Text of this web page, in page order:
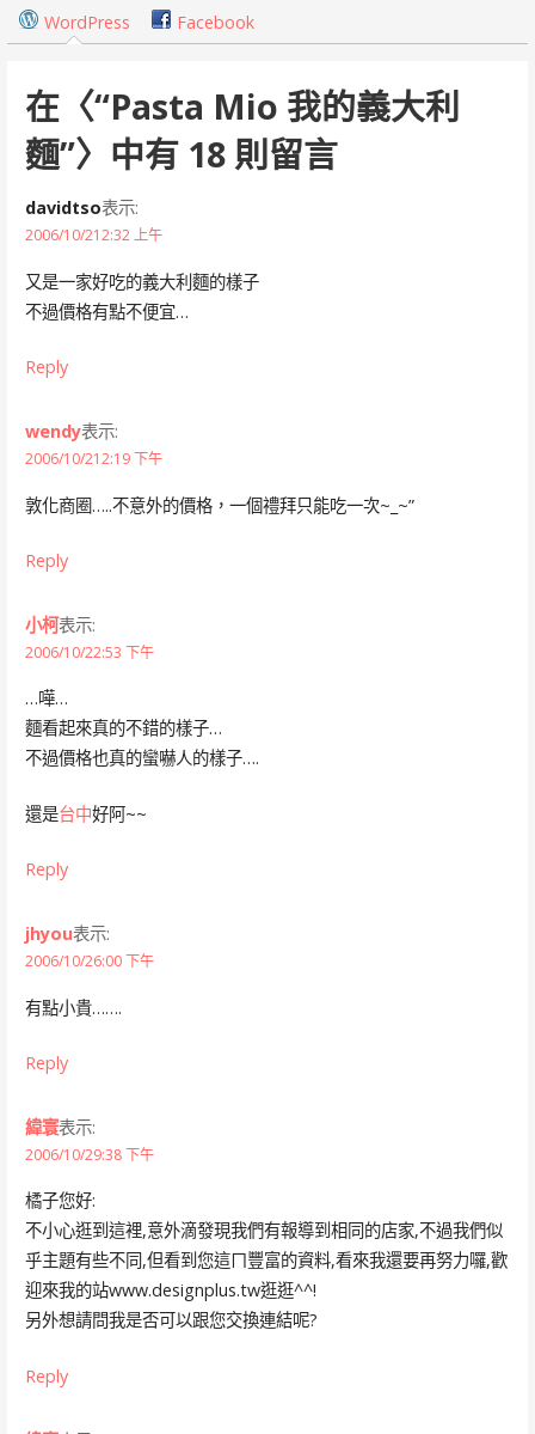
覽
WordPress Facebook
在〈“Pasta Mio 我的義大利
麵”〉中有 18 則留言
davidtso表示:
2006/10/212:32 上午
又是一家好吃的義大利麵的樣子
不過價格有點不便宜…
Reply
wendy表示:
2006/10/212:19 下午
敦化商圈…..不意外的價格，一個禮拜只能吃一次~_~”
Reply
小柯表示:
2006/10/22:53 下午
…嘩…
麵看起來真的不錯的樣子…
不過價格也真的蠻嚇人的樣子….
還是台中好阿~~
Reply
jhyou表示:
2006/10/26:00 下午
有點小貴…….
Reply
緯寰表示:
2006/10/29:38 下午
橘子您好:
不小心逛到這裡,意外滴發現我們有報導到相同的店家,不過我們似
乎主題有些不同,但看到您這ㄇ豐富的資料,看來我還要再努力囉,歡
迎來我的站www.designplus.tw逛逛^^!
另外想請問我是否可以跟您交換連結呢?
Reply